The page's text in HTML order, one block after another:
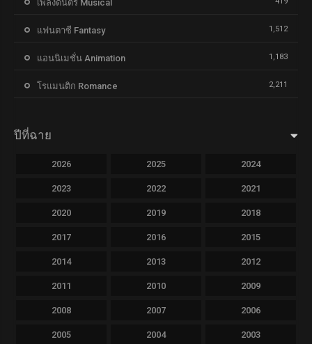
เพลงดนตรี Musical
แฟนตาซี Fantasy 1,512
แอนนิเมชั่น Animation 1,183
โรแมนติก Romance 2,211
ปีที่ฉาย
2026 2025 2024
2023 2022 2021
2020 2019 2018
2017 2016 2015
2014 2013 2012
2011 2010 2009
2008 2007 2006
2005 2004 2003